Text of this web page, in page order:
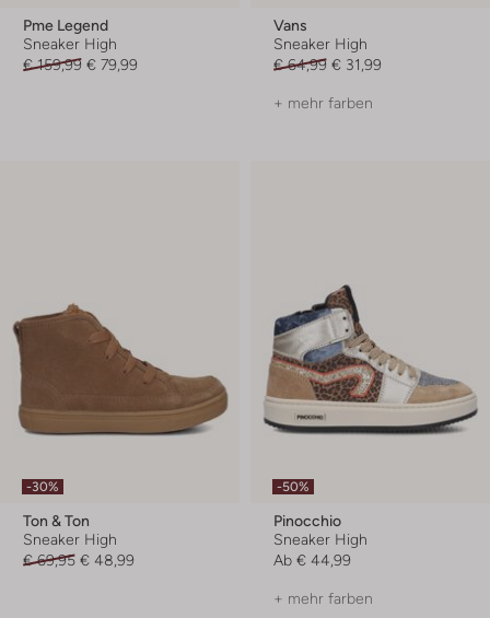
Pme Legend
Sneaker High
€ 159,99 € 79,99
Vans
Sneaker High
€ 64,99 € 31,99
+ mehr farben
-30%
Ton & Ton
Sneaker High
€ 69,95 € 48,99
-50%
Pinocchio
Sneaker High
Ab € 44,99
+ mehr farben